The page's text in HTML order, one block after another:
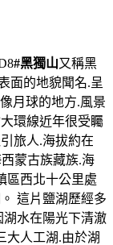
#黑獨山又稱黑
面的地貌聞名.呈
月球的地方.風景
環線近年很受矚
旅人.海拔約在
蒙古族藏族.海
區西北十公里處
這片鹽湖歷經多
湖水在陽光下清澈
大人工湖.由於湖